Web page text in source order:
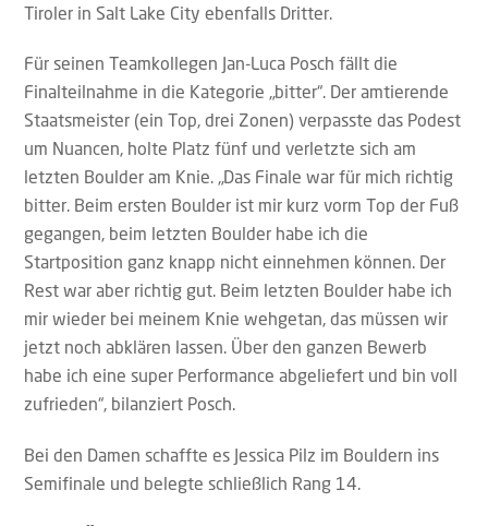
Tiroler in Salt Lake City ebenfalls Dritter.
Für seinen Teamkollegen Jan-Luca Posch fällt die
Finalteilnahme in die Kategorie „bitter“. Der amtierende
Staatsmeister (ein Top, drei Zonen) verpasste das Podest
um Nuancen, holte Platz fünf und verletzte sich am
letzten Boulder am Knie. „Das Finale war für mich richtig
bitter. Beim ersten Boulder ist mir kurz vorm Top der Fuß
gegangen, beim letzten Boulder habe ich die
Startposition ganz knapp nicht einnehmen können. Der
Rest war aber richtig gut. Beim letzten Boulder habe ich
mir wieder bei meinem Knie wehgetan, das müssen wir
jetzt noch abklären lassen. Über den ganzen Bewerb
habe ich eine super Performance abgeliefert und bin voll
zufrieden“, bilanziert Posch.
Bei den Damen schaffte es Jessica Pilz im Bouldern ins
Semifinale und belegte schließlich Rang 14.